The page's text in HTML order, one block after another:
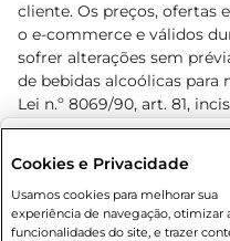
Rio de Janeiro (RJ)
cliente. Os preços, ofertas
o e-commerce e válidos
sofrer alterações sem
de bebidas alcoólicas para
Lei n.º 8069/90, art. 81,
Adolescente). Preços e
prévio. O valor mínimo
80,00.
Cookies e Privacidade
Usamos cookies para melhorar sua
experiência de navegação, otimizar
funcionalidades do site, e trazer